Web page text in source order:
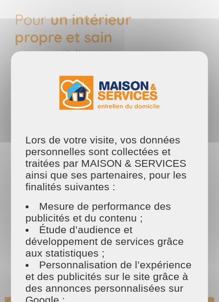
Pourun intérieur
propre et sain
au quotidien
et sans se prendre la tête, faites appel à une
femme de ménage
à Saint-Malo ! Découvrez les prestations MAISON
Les tarifs
MAISON ET SERVICES
Lors de votre visite, vos données
personnelles sont collectées et
traitées par MAISON & SERVICES
ainsi que ses partenaires, pour les
finalités suivantes :
Mesure de performance des
publicités et du contenu ;
Étude d’audience et
développement de services grâce
aux statistiques ;
Personnalisation de l’expérience
et des publicités sur le site grâce à
des annonces personnalisées sur